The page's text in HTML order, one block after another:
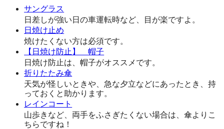
サングラス
日差しが強い日の車運転時など、目が楽ですよ。
日焼け止め
焼けたくない方は必須です。
【日焼け防止】 帽子
日焼け防止は、帽子がオススメです。
折りたたみ傘
天気が怪しいときや、急な夕立などにあったとき、持
っておくと助かります。
レインコート
山歩きなど、両手をふさぎたくない場合は、傘よりこ
ちらですね！